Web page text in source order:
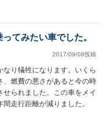
てみたい車でした。
2017/09/08投稿
り犠牲になります。いくら
、燃費の悪さがあると今の時
られました。この車をメイ
走行距離が減りました。